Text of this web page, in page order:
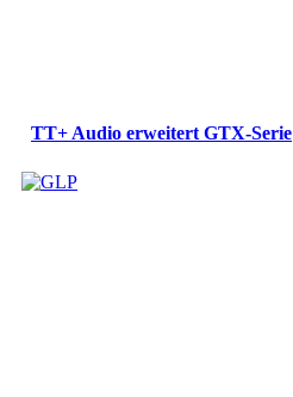
TT+ Audio erweitert GTX-Serie